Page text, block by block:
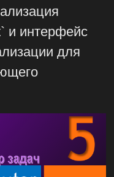
и интерфейс
для